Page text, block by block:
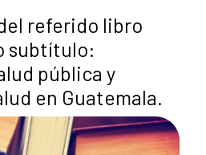
referido libro
subtítulo:
pública y
en Guatemala.